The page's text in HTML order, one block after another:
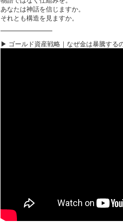
あなたは神話を信じますか。
それとも構造を見ますか。
━━━━━━━━
▶ ゴールド資産戦略｜なぜ金は暴騰する